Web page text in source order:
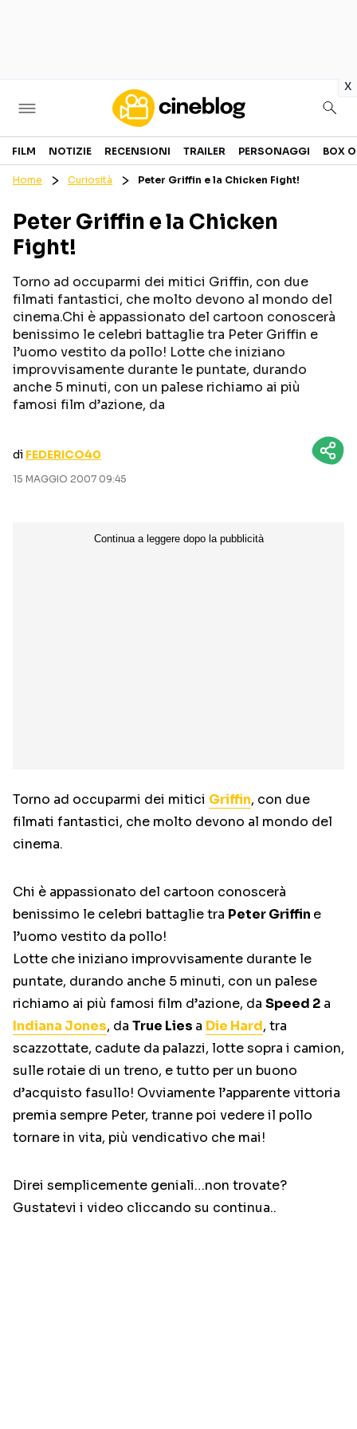
x
Cinema
GENERI
PERSONAGGI
CANALI STREAMING
Categorie
NOTIZIE
CURIOSITÀ
RECENSIONI
TRAILER
BOX OFFICE
FILM NOTIZIE RECENSIONI TRAILER PERSONAGGI BOX
Home Curiosità Peter Griffin e la Chicken Fight!
Peter Griffin e la Chicken
Fight!
Torno ad occuparmi dei mitici Griffin, con due
filmati fantastici, che molto devono al mondo del
cinema.Chi è appassionato del cartoon conoscerà
benissimo le celebri battaglie tra Peter Griffin e
l’uomo vestito da pollo! Lotte che iniziano
improvvisamente durante le puntate, durando
anche 5 minuti, con un palese richiamo ai più
famosi film d’azione, da
di FEDERICO40
15 MAGGIO 2007 09:45
Torno ad occuparmi dei mitici Griffin, con due
filmati fantastici, che molto devono al mondo del
cinema.
Chi è appassionato del cartoon conoscerà
benissimo le celebri battaglie tra Peter Griffin e
l’uomo vestito da pollo!
Lotte che iniziano improvvisamente durante le
puntate, durando anche 5 minuti, con un palese
richiamo ai più famosi film d’azione, da Speed 2 a
Indiana Jones, da True Lies a Die Hard, tra
scazzottate, cadute da palazzi, lotte sopra i camion,
sulle rotaie di un treno, e tutto per un buono
d’acquisto fasullo! Ovviamente l’apparente vittoria
premia sempre Peter, tranne poi vedere il pollo
tornare in vita, più vendicativo che mai!
Direi semplicemente geniali…non trovate?
Gustatevi i video cliccando su continua..